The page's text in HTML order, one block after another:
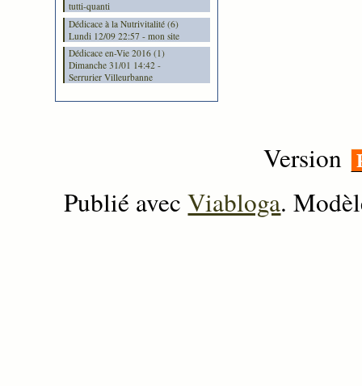
tutti-quanti
Dédicace à la Nutrivitalité (6)
Lundi 12/09 22:57 - mon site
Dédicace en-Vie 2016 (1)
Dimanche 31/01 14:42 -
Serrurier Villeurbanne
Version
Publié avecViabloga.